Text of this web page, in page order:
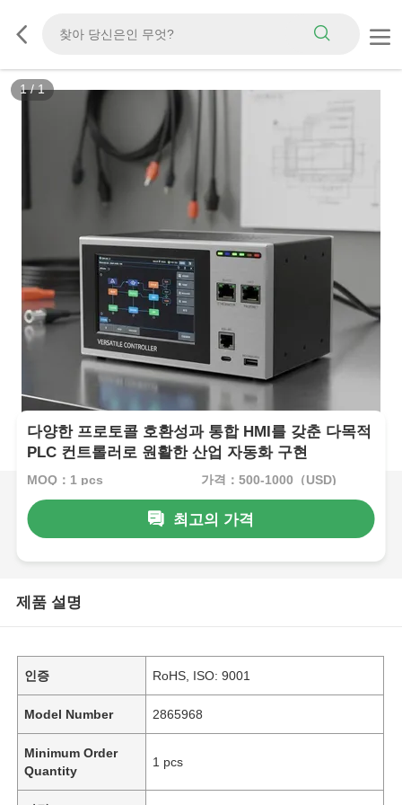
1/1
다양한 프로토콜 호환성과 통합 HMI를 갖춘 다목적
PLC 컨트롤러로 원활한 산업 자동화 구현
MOQ：1 pcs 가격：500-1000（USD)
최고의 가격
제품 설명
인증 RoHS, ISO: 9001
Model Number 2865968
Minimum Order
Quantity
1 pcs